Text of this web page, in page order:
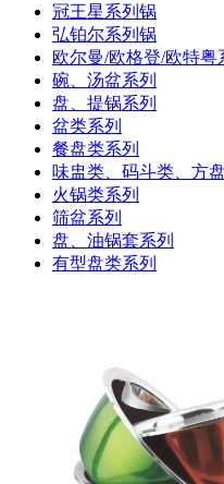
冠王星系列锅
弘铂尔系列锅
欧尔曼/欧格登/欧特粤
碗、汤盆系列
盘、提锅系列
盆类系列
餐盘类系列
味盅类、码斗类、方
火锅类系列
筛盆系列
盘、油锅套系列
有型盘类系列